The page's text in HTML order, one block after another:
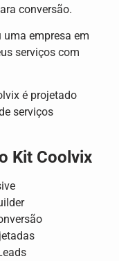
conversão.
empresa em
serviços com
é projetado
serviços
Kit Coolvix